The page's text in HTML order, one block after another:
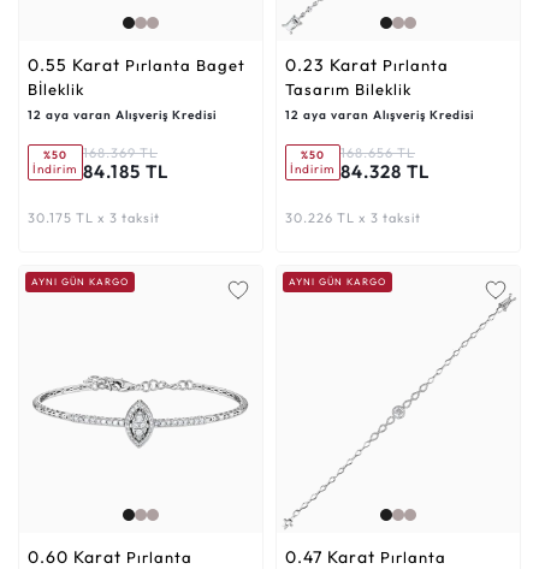
0.55 Karat
Bİleklik
12 aya varan Alışveriş Kredisi
%50
İndirim
168.369 TL
84.185 TL
30.175 TL x 3 taksit
0.23 Karat
Tasarım Bileklik
12 aya varan Alışveriş Kredisi
%50
İndirim
168.656 TL
84.328 TL
30.226 TL x 3 taksit
AYNI GÜN KARGO
0.60 Karat
AYNI GÜN KARGO
0.47 Karat